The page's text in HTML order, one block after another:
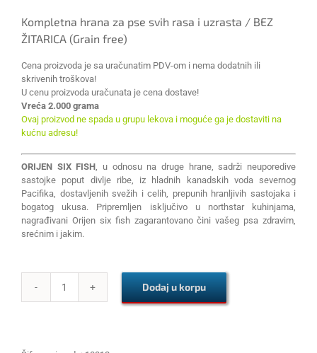
Kompletna hrana za pse svih rasa i uzrasta / BEZ
ŽITARICA (Grain free)
Cena proizvoda je sa uračunatim PDV-om i nema dodatnih ili
skrivenih troškova!
U cenu proizvoda uračunata je cena dostave!
Vreća 2.000 grama
Ovaj proizvod ne spada u grupu lekova i moguće ga je dostaviti na
kućnu adresu!
ORIJEN SIX FISH , u odnosu na druge hrane, sadrži neuporedive
sastojke poput divlje ribe, iz hladnih kanadskih voda severnog
Pacifika, dostavljenih svežih i celih, prepunih hranljivih sastojaka i
bogatog ukusa. Pripremljen isključivo u northstar kuhinjama,
nagrađivani Orijen six fish zagarantovano čini vašeg psa zdravim,
srećnim i jakim.
ORIJEN
Dodaj u korpu